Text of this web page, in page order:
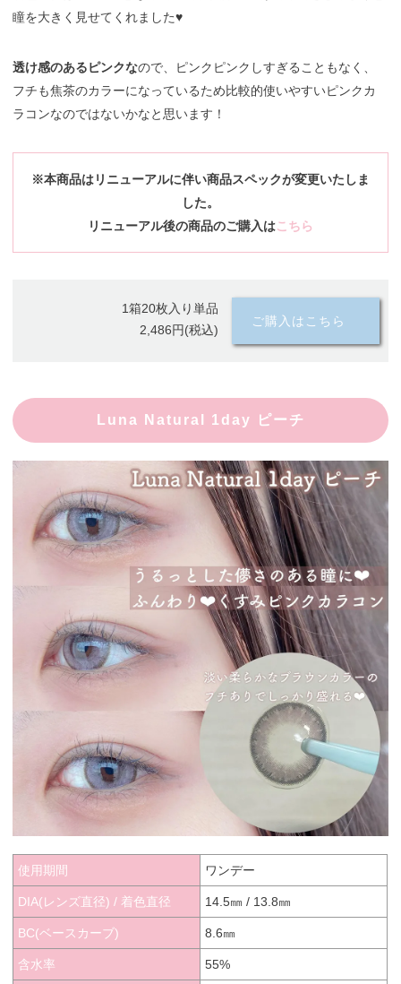
瞳を大きく見せてくれました♥
透け感のあるピンクなので、ピンクピンクしすぎることもなく、
フチも焦茶のカラーになっているため比較的使いやすいピンクカ
ラコンなのではないかなと思います！
※本商品はリニューアルに伴い商品スペックが変更いたしま
した。
リニューアル後の商品のご購入はこちら
1箱20枚入り単品
2,486円(税込)
ご購入はこちら
Luna Natural 1day ピーチ
使用期間 ワンデー
DIA(レンズ直径) / 着色直径 14.5㎜ / 13.8㎜
BC(ベースカーブ) 8.6㎜
含水率 55%